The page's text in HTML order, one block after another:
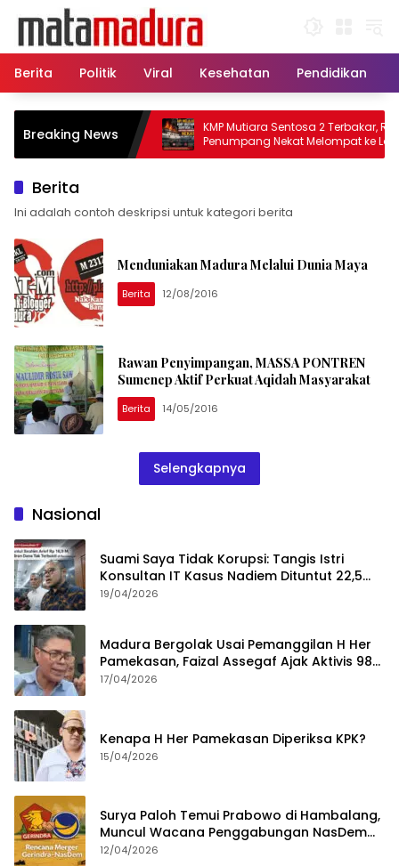
konten
Berita
Politik Viral Kesehatan Pendidikan
Breaking News
11 Kapal Sisir
Korban KMP
KMP Mutiara Sentosa 2 Terbakar,
Penumpang Nekat Melompat ke Laut
Berita
Ini adalah contoh deskripsi untuk kategori berita
Menduniakan Madura Melalui Dunia Maya
Berita 12/08/2016
Rawan Penyimpangan, MASSA PONTREN
Sumenep Aktif Perkuat Aqidah Masyarakat
Berita 14/05/2016
Selengkapnya
Nasional
Suami Saya Tidak Korupsi: Tangis Istri
Konsultan IT Kasus Nadiem Dituntut 22,5
Tahun
19/04/2026
Madura Bergolak Usai Pemanggilan H Her
Pamekasan, Faizal Assegaf Ajak Aktivis 98
Bongkar Permainan KPK
17/04/2026
Kenapa H Her Pamekasan Diperiksa KPK?
15/04/2026
Surya Paloh Temui Prabowo di Hambalang,
Muncul Wacana Penggabungan NasDem
dan Gerindra
12/04/2026